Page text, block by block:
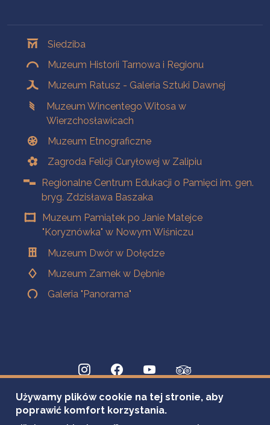
Siedziba
Muzeum Historii Tarnowa i Regionu
Muzeum Ratusz - Galeria Sztuki Dawnej
Muzeum Wincentego Witosa w
Wierzchosławicach
Muzeum Etnograficzne
Zagroda Felicji Curyłowej w Zalipiu
Regionalne Centrum Edukacji o Pamięci im. gen.
bryg. Zdzisława Baszaka
Muzeum Pamiątek po Janie Matejce
"Koryznówka" w Nowym Wiśniczu
Muzeum Dwór w Dołędze
Muzeum Zamek w Dębnie
Galeria "Panorama"
Używamy plików cookie na tej stronie, aby
poprawić komfort korzystania.